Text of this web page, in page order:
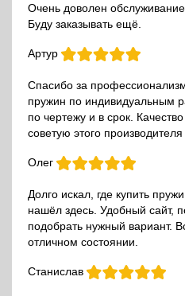
Очень доволен
Буду заказывать ещё.
Артур
Спасибо за
пружин по индивидуальным
по чертежу и в срок.
советую этого
Олег
Долго искал, где купить
нашёл здесь. Удобный сайт,
подобрать нужный вариант.
отличном состоянии.
Станислав